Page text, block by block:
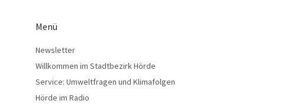
Menü
Newsletter
Willkommen im Stadtbezirk Hörde
Service: Umweltfragen und Klimafolgen
Hörde im Radio